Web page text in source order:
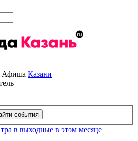
Афиша Казани
в выходные в этом месяце